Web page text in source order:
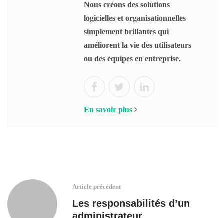
Nous créons des solutions
logicielles et organisationnelles
simplement brillantes qui
améliorent la vie des utilisateurs
ou des équipes en entreprise.
En savoir plus
Article précédent
Les responsabilités d’un